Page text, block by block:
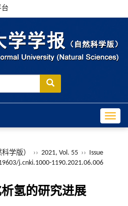
学版） ›› 2021, Vol. 55 ››
Issue
j.cnki.1000-1190.2021.06.006
氢的研究进展